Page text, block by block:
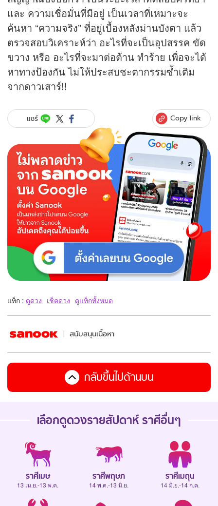
และ ความเชื่อมั่นที่มีอยู่ เป็นเวลาที่เหมาะจะ
ค้นหา “ความจริง” ที่อยู่เบื้องหลังม่านบังตา แล้ว
ตรวจสอบวิเคราะห์ว่า อะไรที่จะเป็นอุปสรรค ขัด
ขวาง หรือ อะไรที่จะมาต่อต้าน ทำร้าย เพื่อจะได้
หาทางป้องกัน ไม่ให้ประสบชะตากรรมซ้ำเติม
จากดาวเสาร์!!
แชร์ Copy link
แท็ก : ดูดวง เช็คดวง ดูแท็กทั้งหมด
สนับสนุนเนื้อหา
กลับขึ้นไปด้านบน
เลือกดูดวงรายสัปดาห์ ราศีอื่นๆ
ราศีเมษ
13 เม.ย.-13 พ.ค.
ราศีพฤษภ
14 พ.ค.-13 มิ.ย.
ราศีเมถุน
14 มิ.ย.-14 ก.ค.